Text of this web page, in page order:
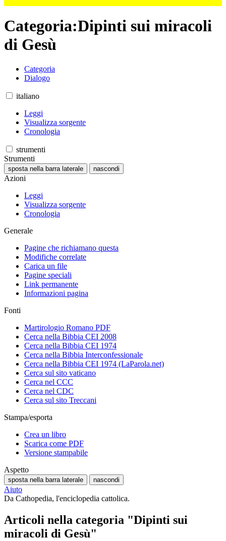
Categoria:Dipinti sui miracoli
di Gesù
Categoria
Dialogo
italiano
Leggi
Visualizza sorgente
Cronologia
strumenti
Strumenti
sposta nella barra laterale nascondi
Azioni
Leggi
Visualizza sorgente
Cronologia
Generale
Pagine che richiamano questa
Modifiche correlate
Carica un file
Pagine speciali
Link permanente
Informazioni pagina
Fonti
Martirologio Romano PDF
Cerca nella Bibbia CEI 2008
Cerca nella Bibbia CEI 1974
Cerca nella Bibbia Interconfessionale
Cerca nella Bibbia CEI 1974 (LaParola.net)
Cerca sul sito vaticano
Cerca nel CCC
Cerca nel CDC
Cerca sul sito Treccani
Stampa/esporta
Crea un libro
Scarica come PDF
Versione stampabile
Aspetto
sposta nella barra laterale nascondi
Aiuto
Da Cathopedia, l'enciclopedia cattolica.
Articoli nella categoria "Dipinti sui
miracoli di Gesù"